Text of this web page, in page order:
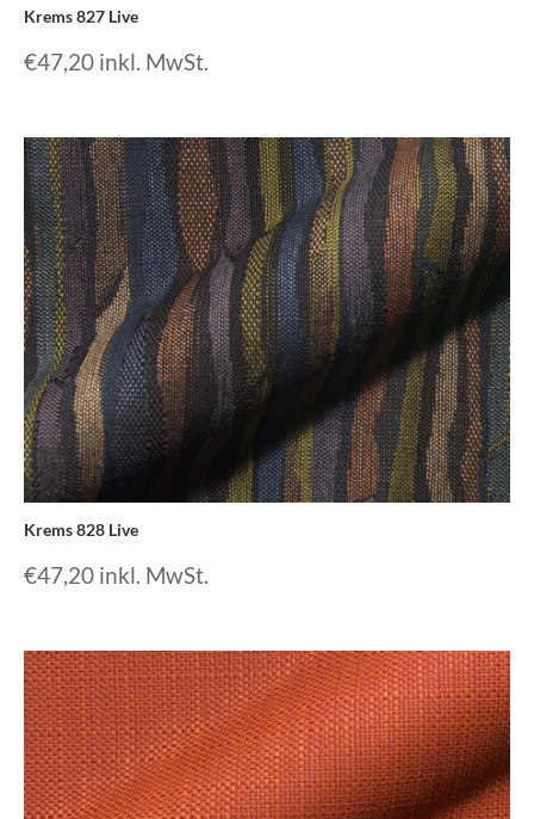
Krems 827 Live
€47,20 inkl. MwSt.
Krems 828 Live
€47,20 inkl. MwSt.